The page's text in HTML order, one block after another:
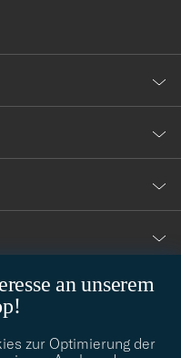
an unserem
zur Optimierung der
Ihrem persönlichen Stil?